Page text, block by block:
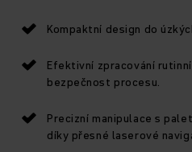
Kompaktní design do
Efektivní zpracování
bezpečnost procesu.
Precizní manipulace s
díky přesné laserové